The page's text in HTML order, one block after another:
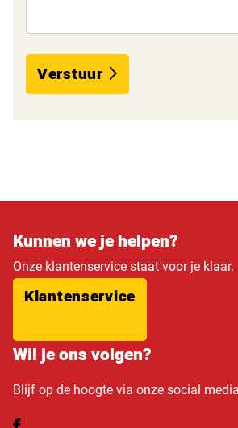
Verstuur
Kunnen we je helpen?
Onze klantenservice staat voor je klaar.
Klantenservice
Wil je ons volgen?
Blijf op de hoogte via onze social